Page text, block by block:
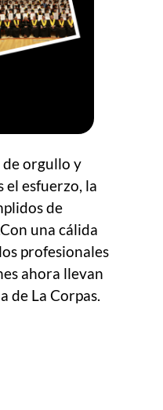
orgullo y
el esfuerzo, la
de
una cálida
profesionales
ahora llevan
de La Corpas.